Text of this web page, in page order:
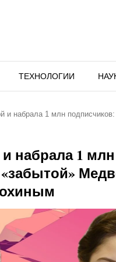
ТЕХНОЛОГИИ
и набрала 1 млн
набрала 1 млн